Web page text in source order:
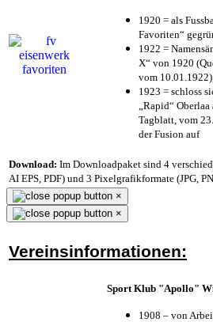
1920 = als
Favoriten“
1922 =
X“ von 1920
vom
1923 = schloss
„Rapid“
Tagblatt, vom
der Fusion auf
Download: Im Downloadpaket sind 4
AI EPS, PDF) und 3 Pixelgrafikformate (JPG,
×
×
Vereinsinformationen:
Sport Klub "Apollo"
1908 – von